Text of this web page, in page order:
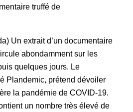
truffé de
Un extrait d’un documentaire
abondamment sur les
quelques jours. Le
Plandemic, prétend dévoiler
la pandémie de COVID-19.
un nombre très élevé de